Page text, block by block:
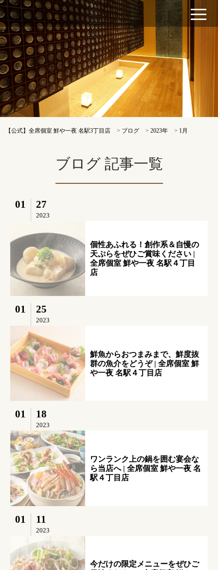
【公式】全席個室 鮮や一夜 名駅3丁目店 > ブログ >2023年 > 1月
ブログ 記事一覧
01 27
2023
個性あふれる！創作系＆自慢の
天ぷらをぜひご賞味ください |
全席個室 鮮や一夜 名駅４丁目
店
01 25
2023
鮮魚からおつまみまで、鮮度抜
群の魚介をどうぞ | 全席個室 鮮
や一夜 名駅４丁目店
01 18
2023
ワンランク上の鍋を囲む宴会な
ら当店へ | 全席個室 鮮や一夜 名
駅４丁目店
01 11
2023
今だけの限定メニューをぜひご